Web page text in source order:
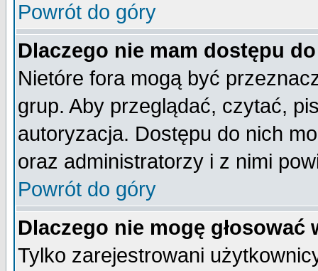
Powrót do góry
Dlaczego nie mam dostępu
Nietóre fora mogą być
grup. Aby przeglądać, czytać,
autoryzacja. Dostępu do nich
oraz administratorzy i z nimi
Powrót do góry
Dlaczego nie mogę głosować
Tylko zarejestrowani